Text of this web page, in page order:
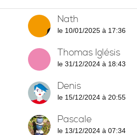
Nath
le 10/01/2025 à 17:36
Thomas Iglésis
le 31/12/2024 à 18:43
Denis
le 15/12/2024 à 20:55
Pascale
le 13/12/2024 à 07:34